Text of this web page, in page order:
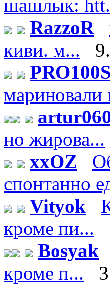
шашлык:
RazzoR
киви. м...
мариновали
но жирова...
xxOZ
спонтанно
Vityok
кроме пи...
Bosyak
кроме п...